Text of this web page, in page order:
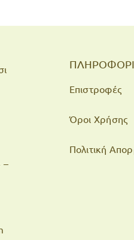
–
Επιστροφές
Όροι Χρήσης
Πολιτική